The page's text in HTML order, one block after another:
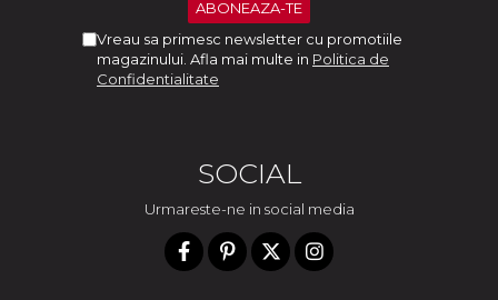
Vreau sa primesc newsletter cu promotiile
magazinului. Afla mai multe in Politica de
Confidentialitate
SOCIAL
Urmareste-ne in social media